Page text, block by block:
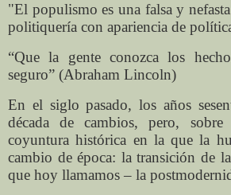
"El populismo es una falsa y
politiquería con apariencia de
“Que la gente conozca los
seguro” (Abraham Lincoln)
En el siglo pasado, los años
década de cambios, pero,
coyuntura histórica en la que la
cambio de época: la transición de
que hoy llamamos – la